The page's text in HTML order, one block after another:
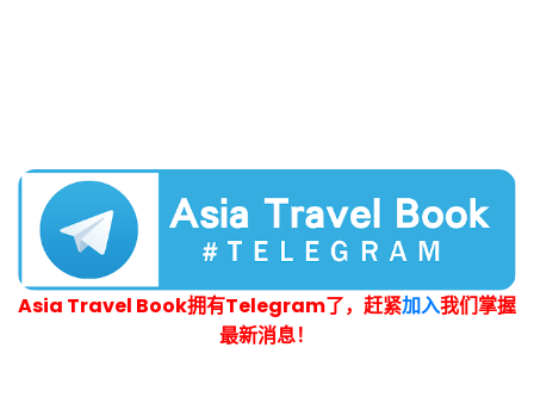
Asia Travel Book拥有Telegram了，赶紧加入我们掌握
最新消息！